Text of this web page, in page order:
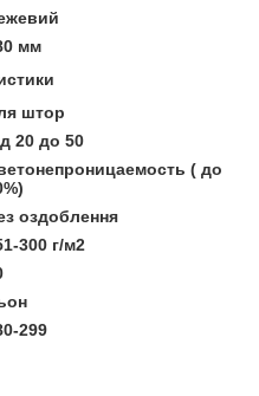
мм
штор
20 до 50
( до
оздоблення
300 г/м2
299